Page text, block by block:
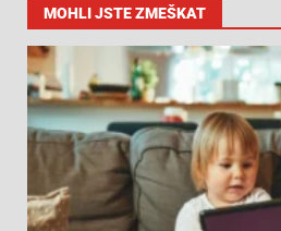
MOHLI JSTE ZMEŠKAT